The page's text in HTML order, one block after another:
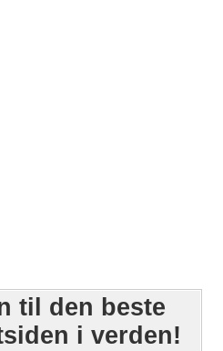
til den beste
i verden!